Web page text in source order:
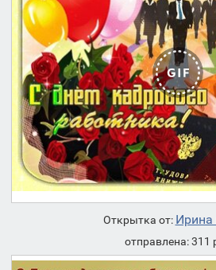
Открытка от: Ирина
отправлена: 311